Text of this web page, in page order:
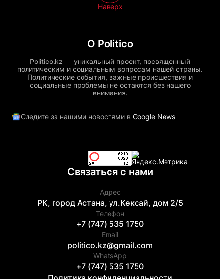
О Politico
Politico.kz — уникальный проект, посвященный
политическим и социальным вопросам нашей страны.
Политические события, важные происшествия и
социальные проблемы не остаются без нашего
внимания.
Следите за нашими новостями в Google News
Наверх
Связаться с нами
Адрес
РК, город Астана, ул.Көксай, дом 2/5
Телефон
+7 (747) 535 1750
Email
politico.kz@gmail.com
WhatsApp
+7 (747) 535 1750